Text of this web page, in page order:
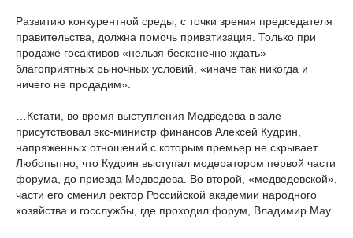
Развитию конкурентной среды, с точки зрения председателя
правительства, должна помочь приватизация. Только при
продаже госактивов «нельзя бесконечно ждать»
благоприятных рыночных условий, «иначе так никогда и
ничего не продадим».
…Кстати, во время выступления Медведева в зале
присутствовал экс-министр финансов Алексей Кудрин,
напряженных отношений с которым премьер не скрывает.
Любопытно, что Кудрин выступал модератором первой части
форума, до приезда Медведева. Во второй, «медведевской»,
части его сменил ректор Российской академии народного
хозяйства и госслужбы, где проходил форум, Владимир Мау.